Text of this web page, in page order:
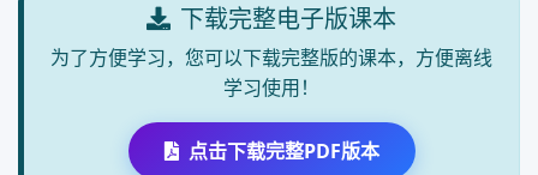
下载完整电子版课本
为了方便学习，您可以下载完整版的课本，方便离线
学习使用！
点击下载完整PDF版本